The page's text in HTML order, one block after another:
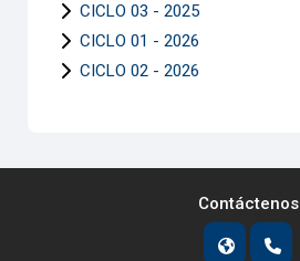
CICLO 03 - 2025
CICLO 01 - 2026
CICLO 02 - 2026
Contáctenos